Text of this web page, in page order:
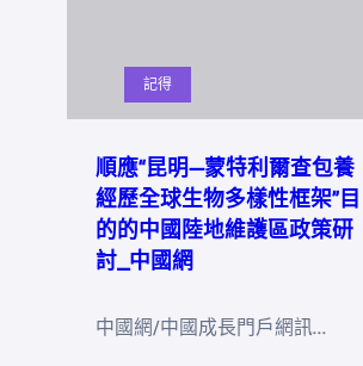
記得
順應“昆明—蒙特利爾查包養
經歷全球生物多樣性框架”目
的的中國陸地維護區政策研
討_中國網
中國網/中國成長門戶網訊…